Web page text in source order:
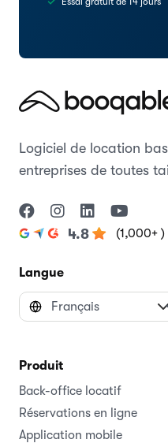
Logiciel de location
entreprises de toutes
4.8 (1,000+ )
Langue
Produit
Back-office locatif
Réservations en ligne
Application mobile